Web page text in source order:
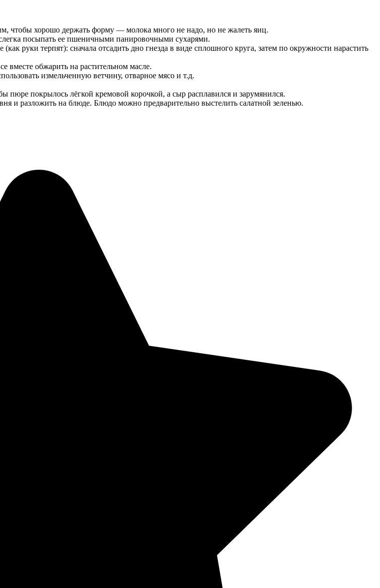
чтобы хорошо держать форму — молока много не надо, но не жалеть яиц.
посыпать ее пшеничными панировочными сухарями.
руки терпят): сначала отсадить дно гнезда в виде сплошного круга, затем по окружности нарастить
вместе обжарить на растительном масле.
измельченную ветчину, отварное мясо и т.д.
пюре покрылось лёгкой кремовой корочкой, а сыр расплавился и зарумянился.
и разложить на блюде. Блюдо можно предварительно выстелить салатной зеленью.